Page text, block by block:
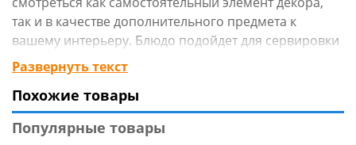
так и в качестве дополнительного предмета к
вашему интерьеру. Блюдо подойдет для сервировки
стола, украшения интерьера, для новогодней
композиции, для хранения мелочей и украшений.
Такой предмет декора принесет праздничную
атмосферу и подарит каждому хорошее настроение.
Блюдо сможет стать настоящим украшением дома
Развернуть текст
Похожие товары
Популярные товары